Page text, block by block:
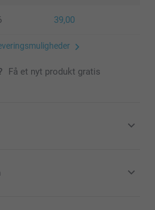
39,00
Få et nyt produkt gratis
farver, eller få